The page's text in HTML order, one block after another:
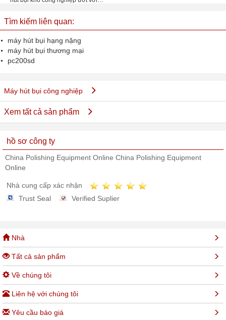
Tìm kiếm liên quan:
máy hút bụi hạng nặng
máy hút bụi thương mại
pc200sd
Máy hút bụi công nghiệp
Xem tất cả sản phẩm
hồ sơ công ty
China Polishing Equipment Online China Polishing Equipment
Online
Nhà cung cấp xác nhận
Trust Seal
Verified Suplier
Nhà
Tất cả sản phẩm
Về chúng tôi
Liên hệ với chúng tôi
Yêu cầu báo giá